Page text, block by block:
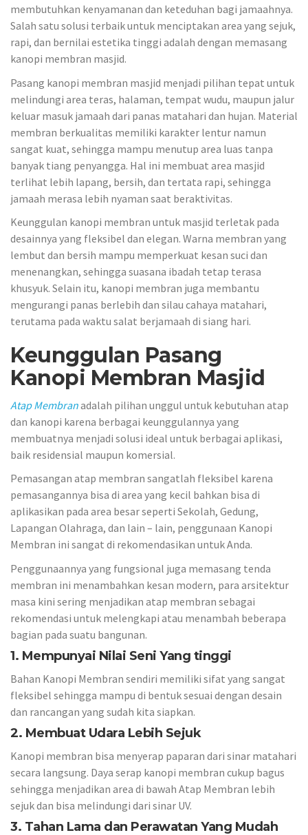
membutuhkan kenyamanan dan keteduhan bagi jamaahnya.
Salah satu solusi terbaik untuk menciptakan area yang sejuk,
rapi, dan bernilai estetika tinggi adalah dengan memasang
kanopi membran masjid.
Pasang kanopi membran masjid menjadi pilihan tepat untuk
melindungi area teras, halaman, tempat wudu, maupun jalur
keluar masuk jamaah dari panas matahari dan hujan. Material
membran berkualitas memiliki karakter lentur namun
sangat kuat, sehingga mampu menutup area luas tanpa
banyak tiang penyangga. Hal ini membuat area masjid
terlihat lebih lapang, bersih, dan tertata rapi, sehingga
jamaah merasa lebih nyaman saat beraktivitas.
Keunggulan kanopi membran untuk masjid terletak pada
desainnya yang fleksibel dan elegan. Warna membran yang
lembut dan bersih mampu memperkuat kesan suci dan
menenangkan, sehingga suasana ibadah tetap terasa
khusyuk. Selain itu, kanopi membran juga membantu
mengurangi panas berlebih dan silau cahaya matahari,
terutama pada waktu salat berjamaah di siang hari.
Keunggulan Pasang
Kanopi Membran Masjid
Atap Membranadalah pilihan unggul untuk kebutuhan atap
dan kanopi karena berbagai keunggulannya yang
membuatnya menjadi solusi ideal untuk berbagai aplikasi,
baik residensial maupun komersial.
Pemasangan atap membran sangatlah fleksibel karena
pemasangannya bisa di area yang kecil bahkan bisa di
aplikasikan pada area besar seperti Sekolah, Gedung,
Lapangan Olahraga, dan lain – lain, penggunaan Kanopi
Membran ini sangat di rekomendasikan untuk Anda.
Penggunaannya yang fungsional juga memasang tenda
membran ini menambahkan kesan modern, para arsitektur
masa kini sering menjadikan atap membran sebagai
rekomendasi untuk melengkapi atau menambah beberapa
bagian pada suatu bangunan.
1. Mempunyai Nilai Seni Yang tinggi
Bahan Kanopi Membran sendiri memiliki sifat yang sangat
fleksibel sehingga mampu di bentuk sesuai dengan desain
dan rancangan yang sudah kita siapkan.
2. Membuat Udara Lebih Sejuk
Kanopi membran bisa menyerap paparan dari sinar matahari
secara langsung. Daya serap kanopi membran cukup bagus
sehingga menjadikan area di bawah Atap Membran lebih
sejuk dan bisa melindungi dari sinar UV.
3. Tahan Lama dan Perawatan Yang Mudah